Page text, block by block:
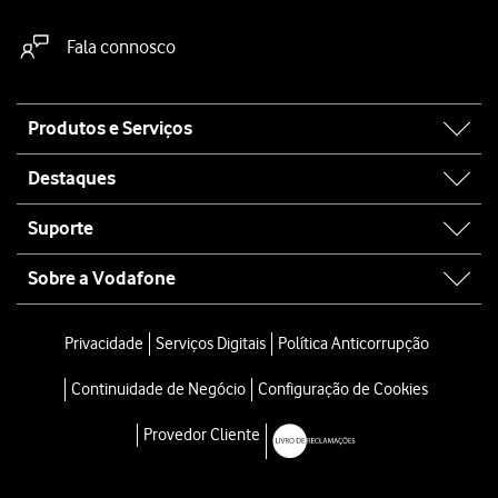
Fala connosco
map
Produtos e Serviços
Destaques
Suporte
Sobre a Vodafone
Privacidade Serviços Digitais Política Anticorrupção
Continuidade de Negócio Configuração de Cookies
Provedor Cliente